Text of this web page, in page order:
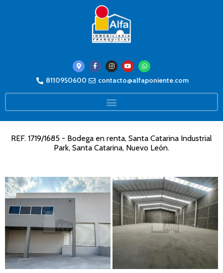
8110950600 contacto@alfaponiente.com
REF. 1719/1685 - Bodega en renta, Santa Catarina Industrial
Park, Santa Catarina, Nuevo León.